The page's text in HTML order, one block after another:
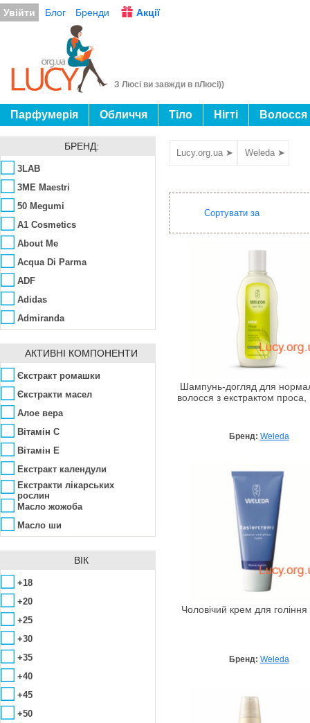
Увійти Блог Бренди Акції
З Люсі ви завжди в пЛюсі))
Парфумерія Обличчя Тіло Нігті Волосся
БРЕНД:
3LAB
3ME Maestri
50 Megumi
A1 Cosmetics
About Me
Acqua Di Parma
ADF
Adidas
Admiranda
Affinity Bay
Agent Provocateur
Ahava
Ainhoa
Alba Botanica
Alfred Dunhill
ALG&SPA
Algologie
Algotherm
Alissa Beauté
Alpen Dent
Alta Moda
Alter Heideschafer
Amazscent
Ambra
Amouage
Anacis
Angel Schlesser
АКТИВНІ КОМПОНЕНТИ
Єкстракт ромашки
Єкстракти масел
Алое вера
Вітамін C
Вітамін Е
Екстракт календули
Екстракти лікарських
рослин
Масло жожоба
Масло ши
Молочна кислота
Розмарин
ВІК
+18
+20
+25
+30
+35
+40
+45
+50
Lucy.org.ua ➤ Weleda ➤
Сортувати за
Шампунь-догляд для
волосся з екстрактом
Бренд: Weleda
Чоловічий крем для
Бренд: Weleda